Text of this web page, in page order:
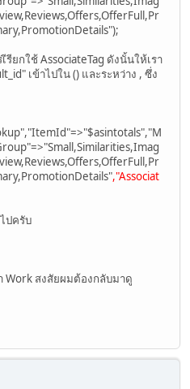
ยกใช้ AssociateTag ดังนั้นให้เรา
เข้าไปใน () และระหว่าง , ซึ่ง
,"Associat
ปครับ
Work สงสัยผมต้องกลับมาดู